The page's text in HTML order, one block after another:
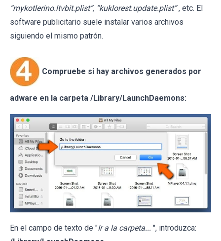
“mykotlerino.ltvbit.plist”, “kuklorest.update.plist” , etc. El
software publicitario suele instalar varios archivos
siguiendo el mismo patrón.
Compruebe si hay archivos generados por
adware en la carpeta /Library/LaunchDaemons:
En el campo de texto de "Ir a la carpeta... ", introduzca: